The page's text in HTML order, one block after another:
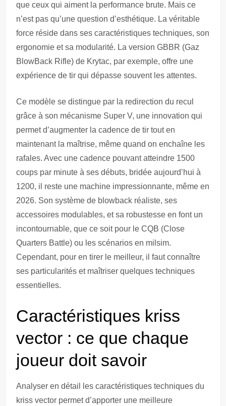
que ceux qui aiment la performance brute. Mais ce
n’est pas qu’une question d’esthétique. La véritable
force réside dans ses caractéristiques techniques, son
ergonomie et sa modularité. La version GBBR (Gaz
BlowBack Rifle) de Krytac, par exemple, offre une
expérience de tir qui dépasse souvent les attentes.
Ce modèle se distingue par la redirection du recul
grâce à son mécanisme Super V, une innovation qui
permet d’augmenter la cadence de tir tout en
maintenant la maîtrise, même quand on enchaîne les
rafales. Avec une cadence pouvant atteindre 1500
coups par minute à ses débuts, bridée aujourd’hui à
1200, il reste une machine impressionnante, même en
2026. Son système de blowback réaliste, ses
accessoires modulables, et sa robustesse en font un
incontournable, que ce soit pour le CQB (Close
Quarters Battle) ou les scénarios en milsim.
Cependant, pour en tirer le meilleur, il faut connaître
ses particularités et maîtriser quelques techniques
essentielles.
Caractéristiques kriss
vector : ce que chaque
joueur doit savoir
Analyser en détail les caractéristiques techniques du
kriss vector permet d’apporter une meilleure